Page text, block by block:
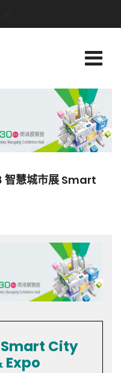
智慧城市展 Smart
Smart City
Expo